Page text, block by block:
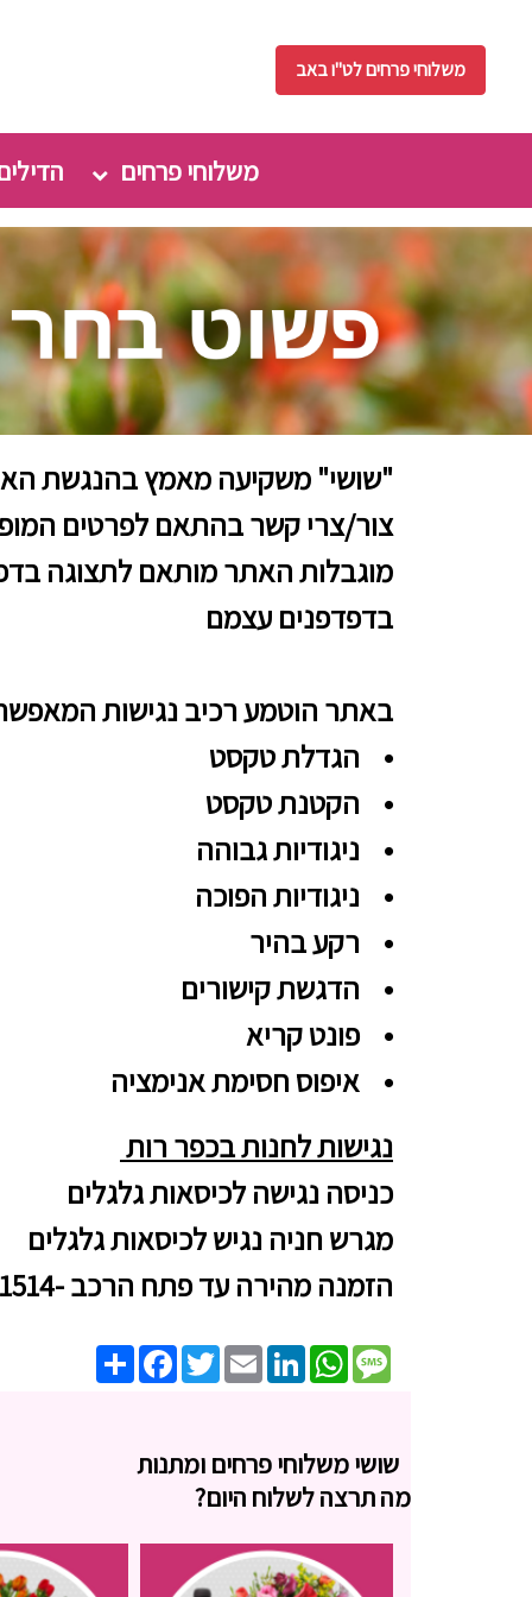
משלוחי פרחים לט"ו באב
משלוחי פרחים
"שושי" משקיעה מאמץ בהנגשת
צור/צרי קשר בהתאם לפרטים
מוגבלות האתר מותאם לתצוגה
בדפדפנים עצמם
באתר הוטמע רכיב נגישות
• הגדלת טקסט
• הקטנת טקסט
• ניגודיות גבוהה
• ניגודיות הפוכה
• רקע בהיר
• הדגשת קישורים
• פונט קריא
• איפוס חסימת אנימציה
נגישות לחנות בכפר רות
כניסה נגישה לכיסאות גלגלים
מגרש חניה נגיש לכיסאות גלגלים
הזמנה מהירה עד פתח הרכב -0526261514
Share
FacebookTwitterEmail
LinkedIn
WhatsAppMessage
שושי משלוחי פרחים ומתנות
מה תרצה לשלוח היום?